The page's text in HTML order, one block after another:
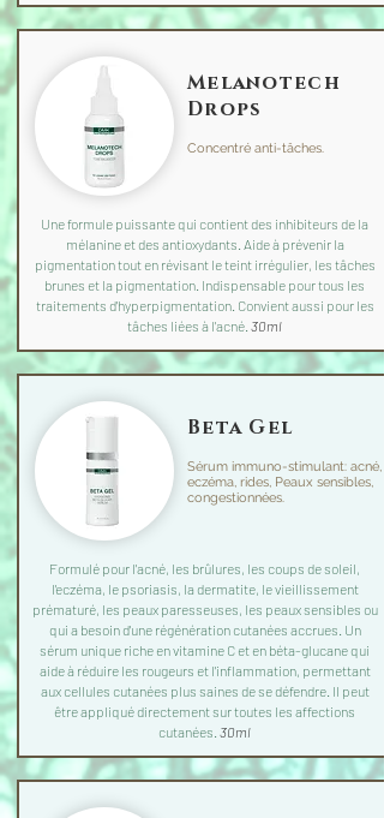
Melanotech
Drops
Concentré anti-tâches.
Une formule puissante qui contient des inhibiteurs de la
mélanine et des antioxydants. Aide à prévenir la
pigmentation tout en révisant le teint irrégulier, les tâches
brunes et la pigmentation. Indispensable pour tous les
traitements d'hyperpigmentation. Convient aussi pour les
tâches liées à l'acné. 30ml
Beta Gel
Sérum immuno-stimulant: acné,
eczéma, rides, Peaux sensibles,
congestionnées.
Formulé pour l'acné, les brûlures, les coups de soleil,
l'eczéma, le psoriasis, la dermatite, le vieillissement
prématuré, les peaux paresseuses, les peaux sensibles ou
qui a besoin d'une régénération cutanées accrues. Un
sérum unique riche en vitamine C et en béta-glucane qui
aide à réduire les rougeurs et l'inflammation, permettant
aux cellules cutanées plus saines de se défendre. Il peut
être appliqué directement sur toutes les affections
cutanées. 30ml